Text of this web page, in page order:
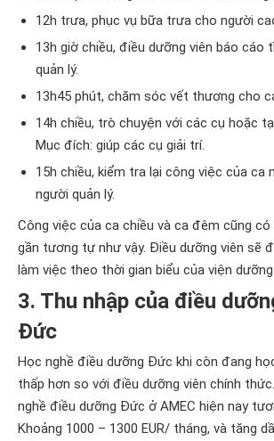
12h trưa, phục vụ bữa trưa cho người
13h giờ chiều, điều dưỡng viên báo cáo
quản lý.
13h45 phút, chăm sóc vết thương cho
14h chiều, trò chuyện với các cụ hoặc
Mục đích: giúp các cụ giải trí.
15h chiều, kiểm tra lại công việc của ca
người quản lý.
Công việc của ca chiều và ca đêm cũng có
gần tương tự như vậy. Điều dưỡng viên sẽ
làm việc theo thời gian biểu của viện
3. Thu nhập của điều
Đức
Học nghề điều dưỡng Đức khi còn đang
thấp hơn so với điều dưỡng viên chính
nghề điều dưỡng Đức ở AMEC hiện nay
Khoảng 1000 – 1300 EUR/ tháng, và tăng